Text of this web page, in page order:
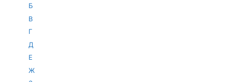
Б
В
Г
Д
Е
Ж